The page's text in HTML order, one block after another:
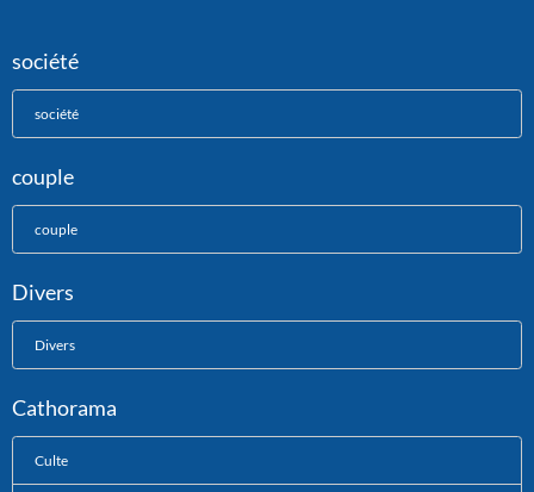
société
société
couple
couple
Divers
Divers
Cathorama
Culte